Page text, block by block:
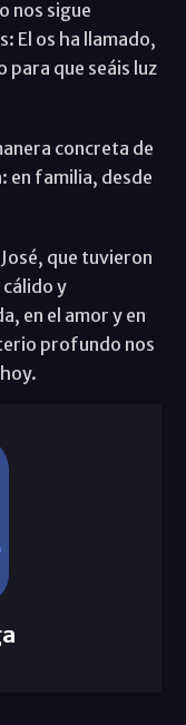
nos sigue
El os ha llamado,
para que seáis luz
concreta de
en familia, desde
que tuvieron
y
en el amor y en
profundo nos